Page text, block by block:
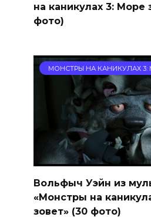
на каникулах 3: Море
фото)
МОНСТРЫ НА КАНИКУЛАХ 3:
Вольфыч Уэйн из
«Монстры на
зовет» (30 фото)